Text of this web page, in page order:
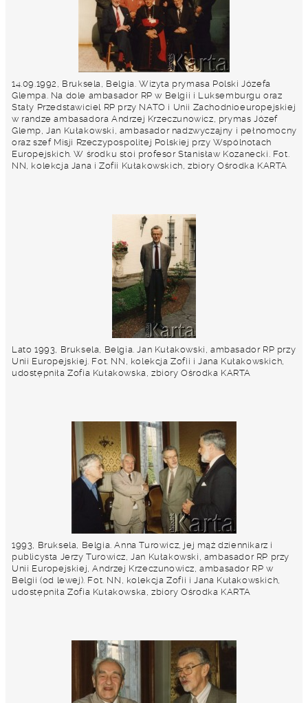
14.09.1992, Bruksela, Belgia. Wizyta prymasa Polski Józefa
Glempa. Na dole ambasador RP w Belgii i Luksemburgu oraz
Stały Przedstawiciel RP przy NATO i Unii Zachodnioeuropejskiej
w randze ambasadora Andrzej Krzeczunowicz, prymas Józef
Glemp, Jan Kułakowski, ambasador nadzwyczajny i pełnomocny
oraz szef Misji Rzeczypospolitej Polskiej przy Wspólnotach
Europejskich. W środku stoi profesor Stanisław Kozanecki. Fot.
NN, kolekcja Jana i Zofii Kułakowskich, zbiory Ośrodka KARTA
Lato 1993, Bruksela, Belgia. Jan Kułakowski, ambasador RP przy
Unii Europejskiej. Fot. NN, kolekcja Zofii i Jana Kułakowskich,
udostępniła Zofia Kułakowska, zbiory Ośrodka KARTA
1993, Bruksela, Belgia. Anna Turowicz, jej mąż dziennikarz i
publicysta Jerzy Turowicz, Jan Kułakowski, ambasador RP przy
Unii Europejskiej, Andrzej Krzeczunowicz, ambasador RP w
Belgii (od lewej). Fot. NN, kolekcja Zofii i Jana Kułakowskich,
udostępniła Zofia Kułakowska, zbiory Ośrodka KARTA